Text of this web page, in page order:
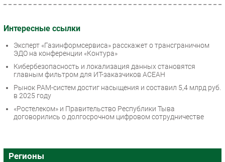
Интересные ссылки
Эксперт «Газинформсервиса» расскажет о трансграничном
ЭДО на конференции «Контура»
Кибербезопасность и локализация данных становятся
главным фильтром для ИТ-заказчиков АСЕАН
Рынок PAM-систем достиг насыщения и составил 5,4 млрд руб.
в 2025 году
«Ростелеком» и Правительство Республики Тыва
договорились о долгосрочном цифровом сотрудничестве
Регионы